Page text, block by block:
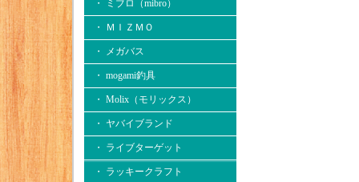
・ ミブロ（mibro）
・ ＭＩＺＭＯ
・ メガバス
・ mogami釣具
・ Molix（モリックス）
・ ヤバイブランド
・ ライブターゲット
・ ラッキークラフト